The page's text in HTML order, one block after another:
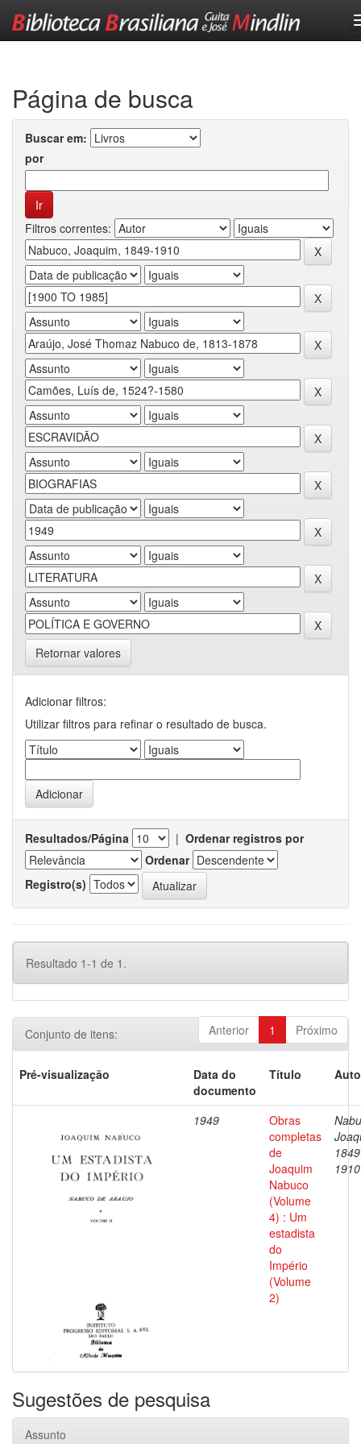
Página de busca
Buscar em:
por
Filtros correntes:
Retornar valores
Adicionar filtros:
Utilizar filtros para refinar o resultado de busca.
Resultados/Página | Ordenar registros por
Ordenar
Registro(s)
Resultado 1-1 de 1.
Anterior 1 Próximo
Conjunto de itens:
Pré-visualização
Data do
documento
Título
1949
Obras
completas
de
Joaquim
Nabuco
(Volume
4) : Um
estadista
do
Império
(Volume
2)
1910
Sugestões de pesquisa
Assunto